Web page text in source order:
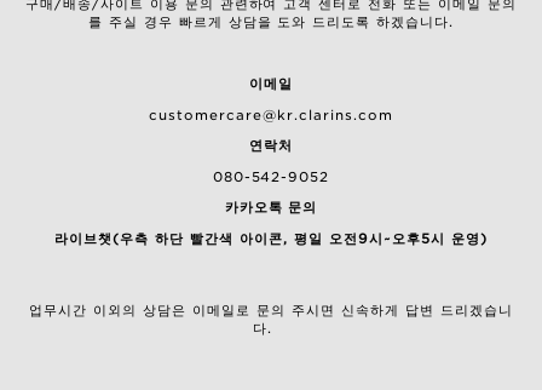
를 주실 경우 빠르게 상담을 도와 드리도록 하겠습니다.
이메일
customercare@kr.clarins.com
연락처
080-542-9052
카카오톡 문의
라이브챗(우측 하단 빨간색 아이콘, 평일 오전9시~오후5시 운영)
업무시간 이외의 상담은 이메일로 문의 주시면 신속하게 답변 드리겠습니
다.